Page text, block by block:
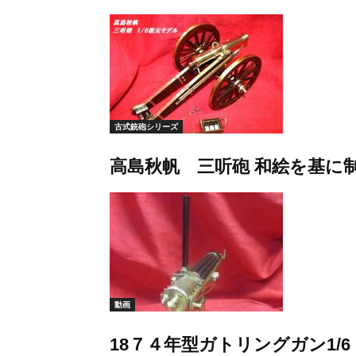
古式銃砲シリーズ
高島秋帆 三听砲 和絵を基に
動画
18７４年型ガトリングガン1/6